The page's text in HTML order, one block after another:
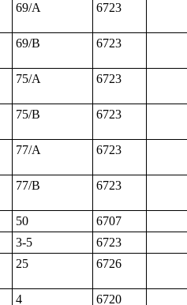
69/A 6723
69/B 6723
75/A 6723
75/B 6723
77/A 6723
77/B 6723
50
6707
3-5
6723
25 6726
4 6720